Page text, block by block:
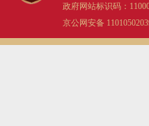
政民互动
政府网站标识码：
京公网安备